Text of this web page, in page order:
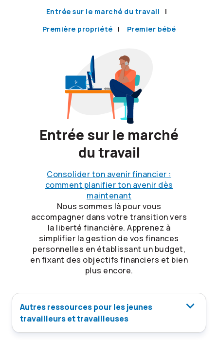
Entrée sur le marché du travail
Première propriété
Premier bébé
Entrée sur le marché
du travail
Consolider ton avenir financier :
comment planifier ton avenir dès
maintenant
Nous sommes là pour vous
accompagner dans votre transition vers
la liberté financière. Apprenez à
simplifier la gestion de vos finances
personnelles en établissant un budget,
en fixant des objectifs financiers et bien
plus encore.
Autres ressources pour les jeunes
travailleurs et travailleuses